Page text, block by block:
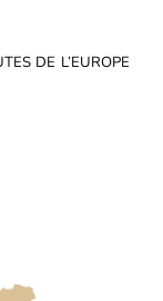
DE L’EUROPE